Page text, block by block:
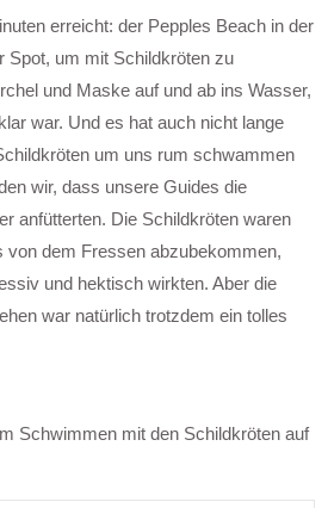
erreicht: der Pepples Beach in der
Spot, um mit Schildkröten zu
und Maske auf und ab ins Wasser,
war. Und es hat auch nicht lange
um uns rum schwammen
wir, dass unsere Guides die
anfütterten. Die Schildkröten waren
von dem Fressen abzubekommen,
und hektisch wirkten. Aber die
war natürlich trotzdem ein tolles
Schwimmen mit den Schildkröten auf